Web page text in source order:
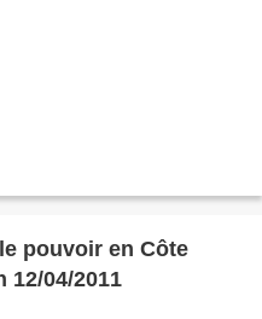
pouvoir en Côte
12/04/2011